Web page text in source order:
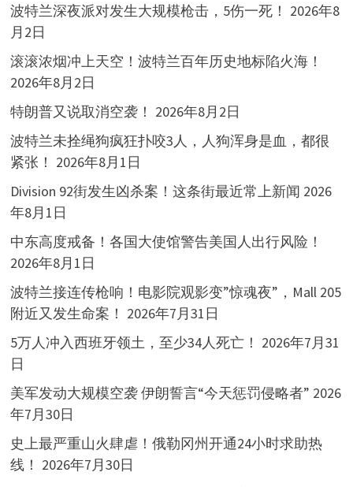
波特兰深夜派对发生大规模枪击，5伤一死！ 2026年8
月2日
滚滚浓烟冲上天空！波特兰百年历史地标陷火海！
2026年8月2日
特朗普又说取消空袭！ 2026年8月2日
波特兰未拴绳狗疯狂扑咬3人，人狗浑身是血，都很
紧张！ 2026年8月1日
Division 92街发生凶杀案！这条街最近常上新闻 2026
年8月1日
中东高度戒备！各国大使馆警告美国人出行风险！
2026年8月1日
波特兰接连传枪响！电影院观影变”惊魂夜”，Mall 205
附近又发生命案！ 2026年7月31日
5万人冲入西班牙领土，至少34人死亡！ 2026年7月31
日
美军发动大规模空袭 伊朗誓言“今天惩罚侵略者” 2026
年7月30日
史上最严重山火肆虐！俄勒冈州开通24小时求助热
线！ 2026年7月30日